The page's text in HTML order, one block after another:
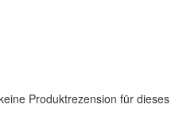
Produktrezension für dieses